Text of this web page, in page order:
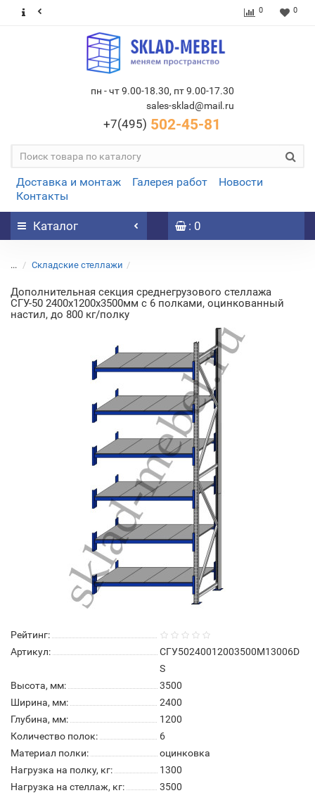
0 0
пн - чт 9.00-18.30, пт 9.00-17.30
sales-sklad@mail.ru
+7(495) 502-45-81
Доставка и монтаж Галерея работ
Новости
Контакты
Каталог : 0
... Складские стеллажи
Дополнительная секция среднегрузового стеллажа
СГУ-50 2400х1200х3500мм с 6 полками, оцинкованный
настил, до 800 кг/полку
Рейтинг:
Артикул:
СГУ50240012003500М13006D
S
Высота, мм:
3500
Ширина, мм:
2400
Глубина, мм:
1200
Количество полок:
6
Материал полки:
оцинковка
Нагрузка на полку, кг:
1300
Нагрузка на стеллаж, кг:
3500